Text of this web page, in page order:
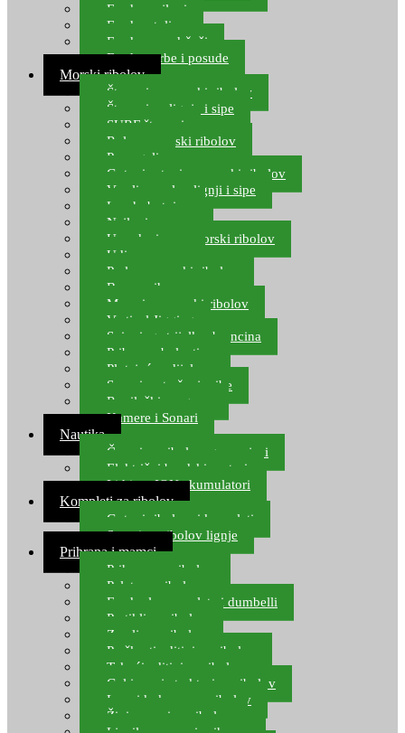
Feeder najloni
Feeder stolice
Feeder arm držači
Feeder torbe i posude
Morski ribolov
Štapovi za morski ribolov
Štapovi za lignje i sipe
SURF štapovi
Role za morski ribolov
Parangali
Gotovi setovi za morski ribolov
Varalice za lov lignji i sipe
Lov hobotnice
Najloni za more
Upredenice za morski ribolov
Udice za more
Perle za morski ribolov
Brum prihrana za more
Mamci za morski ribolov
Vertical Jigging
Spinning strijelke, brancina
Pribor za bolentino
Plutajuća odijela
Sonari za traženje ribe
Ronilački program
Kamere i Sonari
Nautika
Čamci za ribolov, gumenjaci
Električni brodski motori
Lithium ION akumulatori
Kompleti za ribolov
Gotovi ribolovni kompleti
Setovi za ribolov lignje
Prihrana i mamci
Prihrana za ribolov
Pelete za ribolov
Feeder lovne pelete i dumbelli
Partikli za ribolov
Zemlja za ribolov
Praškasti aditivi za ribolov
Tekući aditivi za ribolov
Gel i sprej atraktori za ribolov
Lovni kukuruz za ribolov
Živi mamci za ribolov